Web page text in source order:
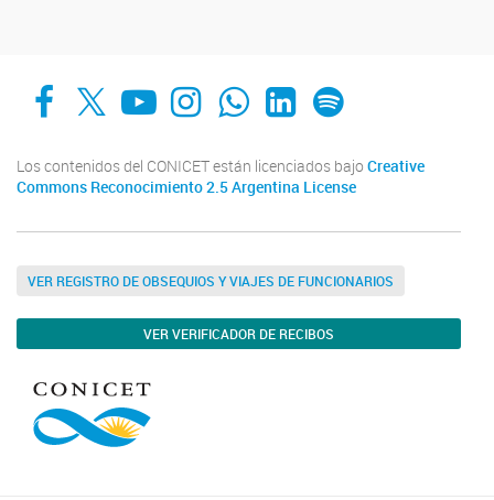
Facebook
X YouTube
Instagram
Whats AppLinkedIn
Spotify
Los contenidos del CONICET están licenciados bajo Creative
Commons Reconocimiento 2.5 Argentina License
VER REGISTRO DE OBSEQUIOS Y VIAJES DE FUNCIONARIOS
VER VERIFICADOR DE RECIBOS